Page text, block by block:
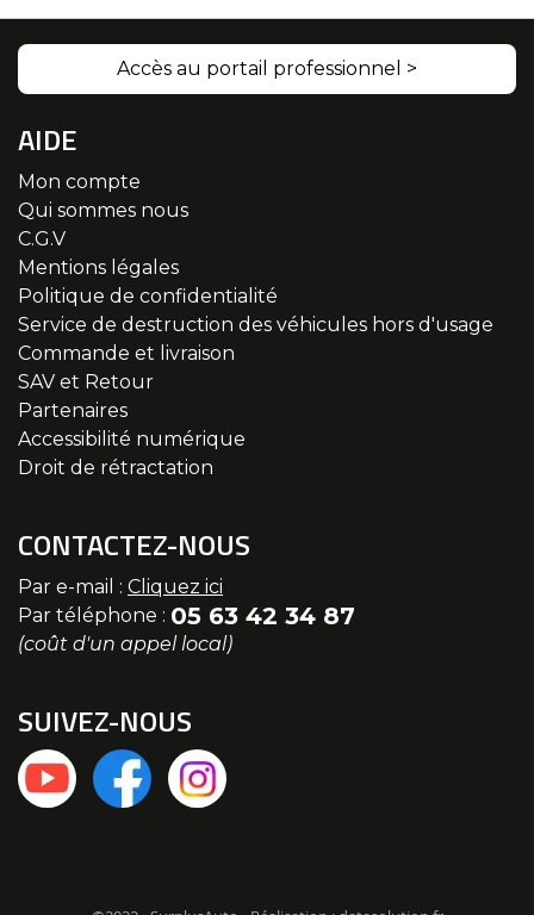
Accès au portail professionnel >
AIDE
Mon compte
Qui sommes nous
C.G.V
Mentions légales
Politique de confidentialité
Service de destruction des véhicules hors d'usage
Commande et livraison
SAV et Retour
Partenaires
Accessibilité numérique
Droit de rétractation
CONTACTEZ-NOUS
Par e-mail : Cliquez ici
Par téléphone : 05 63 42 34 87
(coût d'un appel local)
SUIVEZ-NOUS